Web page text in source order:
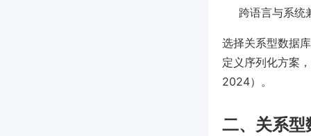
跨语言与系统
选择关系型数据
定义序列化方案
2024）。
二、关系型